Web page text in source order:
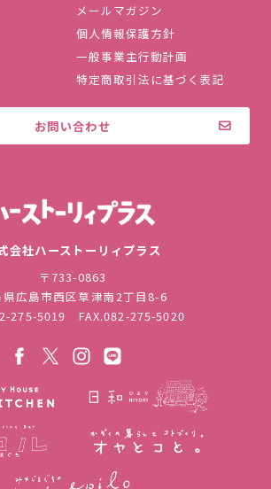
メールマガジン
個人情報保護方針
一般事業主行動計画
特定商取引法に基づく表記
お問い合わせ
会社ハーストーリィプラス
〒733-0863
県広島市西区草津南2丁目8-6
275-5019 FAX.082-275-5020